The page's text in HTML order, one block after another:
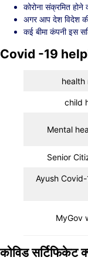
कोरोना संक्रमित
अगर आप देश विदेश
कई बीमा कंपनी इस
Covid -19
health
child
Mental
Senior
Ayush
MyGov
कोविड सर्टिफिकेट